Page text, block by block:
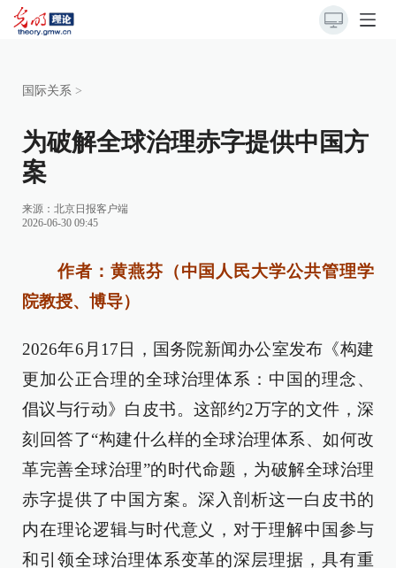
国际关系 >
为破解全球治理赤字提供中国方
案
来源： 北京日报客户端
2026-06-30 09:45
作者：黄燕芬（中国人民大学公共管理学
院教授、博导）
2026年6月17日，国务院新闻办公室发布《构建
更加公正合理的全球治理体系：中国的理念、
倡议与行动》白皮书。这部约2万字的文件，深
刻回答了“构建什么样的全球治理体系、如何改
革完善全球治理”的时代命题，为破解全球治理
赤字提供了中国方案。深入剖析这一白皮书的
内在理论逻辑与时代意义，对于理解中国参与
和引领全球治理体系变革的深层理据，具有重